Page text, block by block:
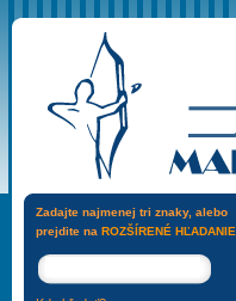
Zadajte najmenej tri znaky, alebo
prejdite na ROZŠÍRENÉ HĽADANIE